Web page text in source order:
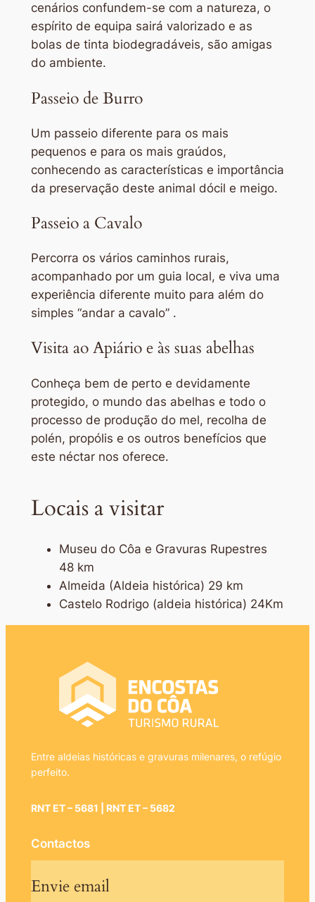
cenários confundem-se com a natureza, o
espírito de equipa sairá valorizado e as
bolas de tinta biodegradáveis, são amigas
do ambiente.
Passeio de Burro
Um passeio diferente para os mais
pequenos e para os mais graúdos,
conhecendo as características e importância
da preservação deste animal dócil e meigo.
Passeio a Cavalo
Percorra os vários caminhos rurais,
acompanhado por um guia local, e viva uma
experiência diferente muito para além do
simples “andar a cavalo” .
Visita ao Apiário e às suas abelhas
Conheça bem de perto e devidamente
protegido, o mundo das abelhas e todo o
processo de produção do mel, recolha de
polén, propólis e os outros benefícios que
este néctar nos oferece.
Locais a visitar
Museu do Côa e Gravuras Rupestres
48 km
Almeida (Aldeia histórica) 29 km
Castelo Rodrigo (aldeia histórica) 24Km
Entre aldeias históricas e gravuras milenares, o refúgio
perfeito.
RNT ET – 5681 | RNT ET – 5682
Contactos
Envie email